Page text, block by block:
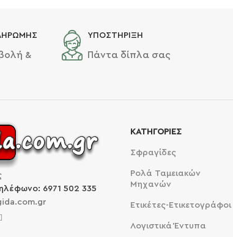
&
ΥΠΟΣΤΗΡΙΞΗ
Πάντα δίπλα σας
6971 502 335
ΚΑΤΗΓΟΡΙΕΣ
Σφραγίδες
Ρολά Ταμειακών
Μηχανών
Ετικέτες-Ετικετογράφοι
Λογιστικά Έντυπα